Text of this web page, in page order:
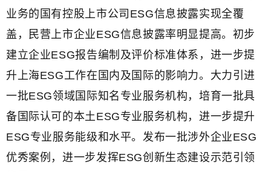
业务的国有控股上市公司ESG信息披露实现全覆
盖，民营上市企业ESG信息披露率明显提高。初步
建立企业ESG报告编制及评价标准体系，进一步提
升上海ESG工作在国内及国际的影响力。大力引进
一批ESG领域国际知名专业服务机构，培育一批具
备国际认可的本土ESG专业服务机构，进一步提升
ESG专业服务能级和水平。发布一批涉外企业ESG
优秀案例，进一步发挥ESG创新生态建设示范引领